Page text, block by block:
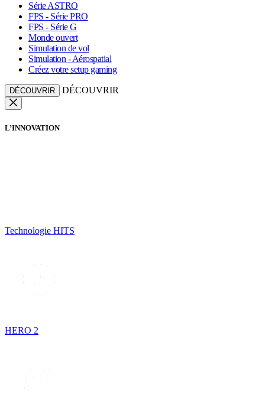
Série ASTRO
FPS - Série PRO
FPS - Série G
Monde ouvert
Simulation de vol
Simulation - Aérospatial
Créez votre setup gaming
DÉCOUVRIR DÉCOUVRIR
L’INNOVATION
Technologie HITS
HERO 2